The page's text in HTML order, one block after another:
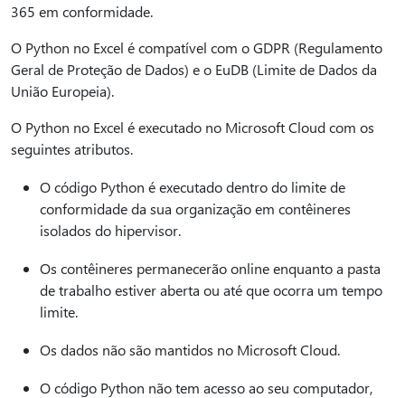
365 em conformidade.
O Python no Excel é compatível com o GDPR (Regulamento
Geral de Proteção de Dados) e o EuDB (Limite de Dados da
União Europeia).
O Python no Excel é executado no Microsoft Cloud com os
seguintes atributos.
O código Python é executado dentro do limite de
conformidade da sua organização em contêineres
isolados do hipervisor.
Os contêineres permanecerão online enquanto a pasta
de trabalho estiver aberta ou até que ocorra um tempo
limite.
Os dados não são mantidos no Microsoft Cloud.
O código Python não tem acesso ao seu computador,